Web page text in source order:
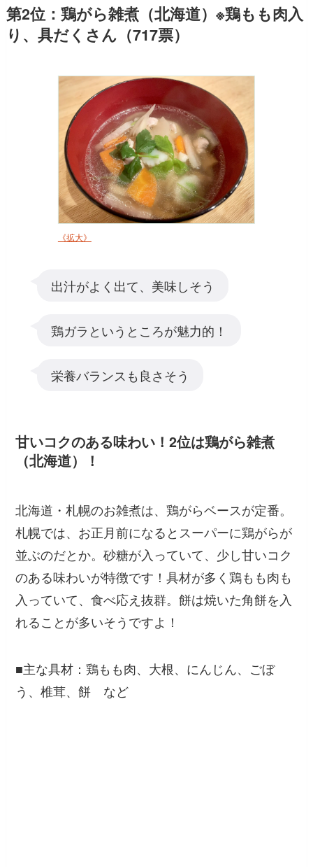
第2位：鶏がら雑煮（北海道）※鶏もも肉入
り、具だくさん（717票）
《拡大》
出汁がよく出て、美味しそう
鶏ガラというところが魅力的！
栄養バランスも良さそう
甘いコクのある味わい！2位は鶏がら雑煮
（北海道）！
北海道・札幌のお雑煮は、鶏がらベースが定番。
札幌では、お正月前になるとスーパーに鶏がらが
並ぶのだとか。砂糖が入っていて、少し甘いコク
のある味わいが特徴です！具材が多く鶏もも肉も
入っていて、食べ応え抜群。餅は焼いた角餅を入
れることが多いそうですよ！
■主な具材：鶏もも肉、大根、にんじん、ごぼ
う、椎茸、餅 など